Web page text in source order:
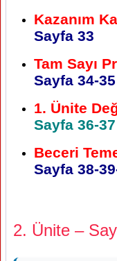
Kazanım
Sayfa 33
Tam Sayı
Sayfa 34-35
1. Ünite
Sayfa 36-37
Beceri
Sayfa 38-
2. Ünite –